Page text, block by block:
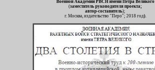
Военной Академии РВСН имени Петра Великого
(заместитель руководителя проекта;
автор-составитель);
г. Москва, издательство "Перо"; 2018 год).